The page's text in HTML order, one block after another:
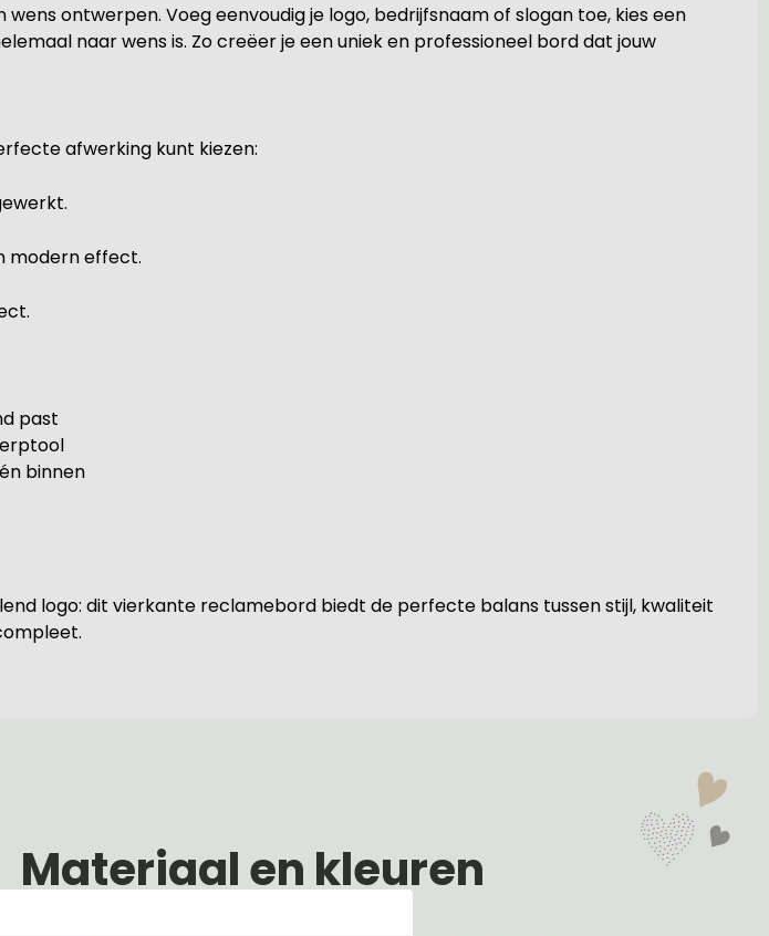
ontwerpen. Voeg eenvoudig je logo, bedrijfsnaam of slogan toe, kies een
naar wens is. Zo creëer je een uniek en professioneel bord dat jouw
afwerking kunt kiezen:
modern effect.
past
binnen
logo: dit vierkante reclamebord biedt de perfecte balans tussen stijl, kwaliteit
Materiaal en kleuren